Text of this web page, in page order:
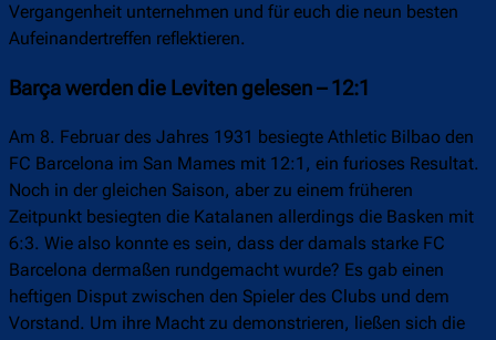
Vergangenheit unternehmen und für euch die neun besten
Aufeinandertreffen reflektieren.
Barça werden die Leviten gelesen – 12:1
Am 8. Februar des Jahres 1931 besiegte Athletic Bilbao den
FC Barcelona im San Mames mit 12:1, ein furioses Resultat.
Noch in der gleichen Saison, aber zu einem früheren
Zeitpunkt besiegten die Katalanen allerdings die Basken mit
6:3. Wie also konnte es sein, dass der damals starke FC
Barcelona dermaßen rundgemacht wurde? Es gab einen
heftigen Disput zwischen den Spieler des Clubs und dem
Vorstand. Um ihre Macht zu demonstrieren, ließen sich die